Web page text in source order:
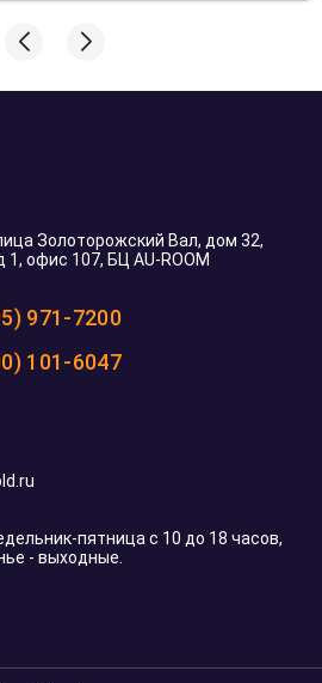
Золоторожский Вал, дом 32,
офис 107, БЦ AU-ROOM
971-7200
101-6047
пятница с 10 до 18 часов,
- выходные.